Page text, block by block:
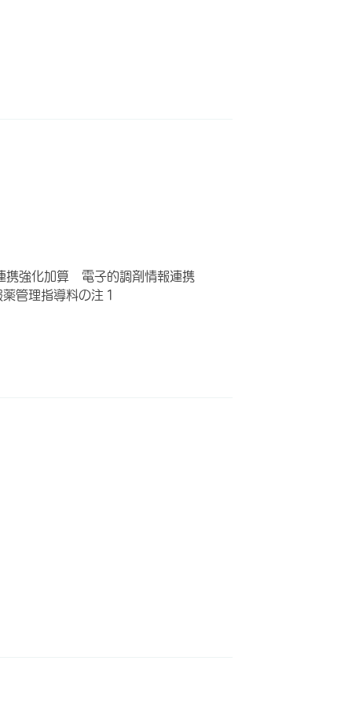
強化加算 電子的調剤情報連携
管理指導料の注１